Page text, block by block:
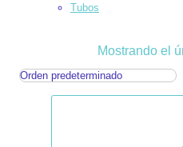
Tubos
Mostrando el